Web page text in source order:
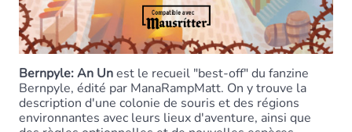
Bernpyle: An Unest le recueil "best-off" du fanzine
Bernpyle, édité par ManaRampMatt. On y trouve la
description d'une colonie de souris et des régions
environnantes avec leurs lieux d'aventure, ainsi que